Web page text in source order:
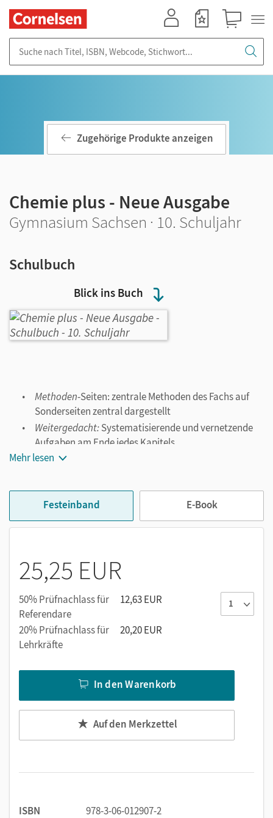
Blick ins Buch
Zugehörige Produkte anzeigen
Chemie plus - Neue Ausgabe
Gymnasium Sachsen · 10. Schuljahr
Schulbuch
Methoden-Seiten: zentrale Methoden des Fachs auf
Sonderseiten zentral dargestellt
Weitergedacht:Systematisierende und vernetzende
Aufgaben am Ende jedes Kapitels
Teste dich
Selbst untersucht: Vor jedem Lernabschnitt klare
Arbeitsanweisungen, die die Lernenden im Unterricht
selbstständig durchführen können
Mehr lesen
Festeinband E-Book
25,25 EUR
50% Prüfnachlass für
Referendare
12,63 EUR
20% Prüfnachlass für
Lehrkräfte
20,20 EUR
In den Warenkorb
Auf den Merkzettel
ISBN
978-3-06-012907-2